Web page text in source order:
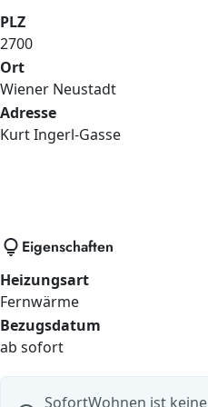
PLZ
2700
Ort
Wiener Neustadt
Adresse
Kurt Ingerl-Gasse
lightbulb Eigenschaften
Heizungsart
Fernwärme
Bezugsdatum
ab sofort
SofortWohnen ist